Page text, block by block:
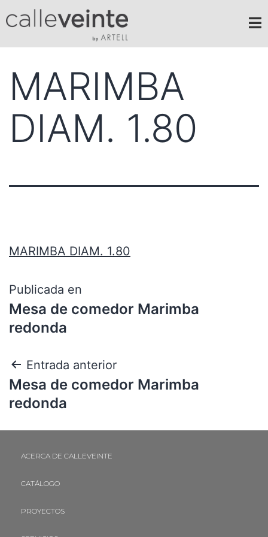
MARIMBA
DIAM. 1.80
MARIMBA DIAM. 1.80
Publicada en
Mesa de comedor Marimba
redonda
Entrada anterior
Mesa de comedor Marimba
redonda
ACERCA DE CALLEVEINTE
CATÁLOGO
PROYECTOS